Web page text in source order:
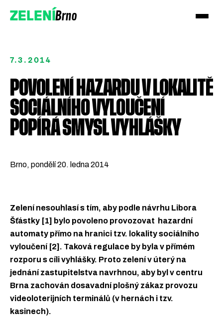
ZELENÍBrno
Přidejte se!
7.3.2014
POVOLENÍ HAZARDU V LOKALITĚ
SOCIÁLNÍHO VYLOUČENÍ
POPÍRÁ SMYSL VYHLÁŠKY
Brno, pondělí 20. ledna 2014
Zelení nesouhlasí s tím, aby podle návrhu Libora
Šťástky [1] bylo povoleno provozovat hazardní
automaty přímo na hranici tzv. lokality sociálního
vyloučení [2]. Taková regulace by byla v přímém
rozporu s cíli vyhlášky. Proto zelení v úterý na
jednání zastupitelstva navrhnou, aby byl v centru
Brna zachován dosavadní plošný zákaz provozu
videoloterijních terminálů (v hernách i tzv.
kasinech).